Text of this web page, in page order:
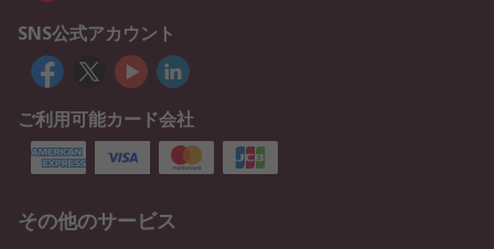
SNS公式アカウント
ご利用可能カード会社
その他のサービス